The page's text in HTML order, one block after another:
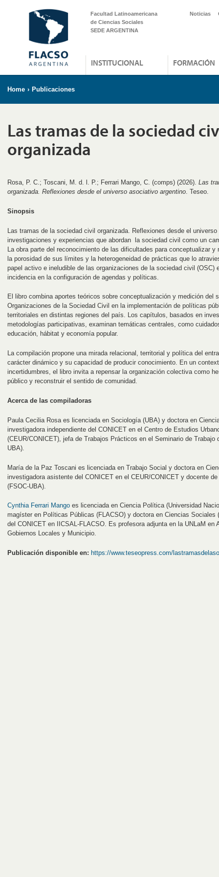
Facultad Latinoamericana
de Ciencias Sociales
SEDE ARGENTINA
Noticias
INSTITUCIONAL FORMACIÓN
Home › Publicaciones
Las tramas de la sociedad
organizada
Rosa, P. C.; Toscani, M. d. l. P.; Ferrari Mango, C. (comps) (2026). Las
organizada. Reflexiones desde el universo asociativo argentino. Teseo.
Sinopsis
Las tramas de la sociedad civil organizada. Reflexiones desde el
investigaciones y experiencias que abordan la sociedad civil como un
La obra parte del reconocimiento de las dificultades para conceptualizar
la porosidad de sus límites y la heterogeneidad de prácticas que lo
papel activo e ineludible de las organizaciones de la sociedad civil (OSC)
incidencia en la configuración de agendas y políticas.
El libro combina aportes teóricos sobre conceptualización y medición del
Organizaciones de la Sociedad Civil en la implementación de políticas
territoriales en distintas regiones del país. Los capítulos, basados en
metodologías participativas, examinan temáticas centrales, como
educación, hábitat y economía popular.
La compilación propone una mirada relacional, territorial y política del
carácter dinámico y su capacidad de producir conocimiento. En un
incertidumbres, el libro invita a repensar la organización colectiva como
público y reconstruir el sentido de comunidad.
Acerca de las compiladoras
Paula Cecilia Rosa es licenciada en Sociología (UBA) y doctora en
investigadora independiente del CONICET en el Centro de Estudios
(CEUR/CONICET), jefa de Trabajos Prácticos en el Seminario de Trabajo
UBA).
María de la Paz Toscani es licenciada en Trabajo Social y doctora en
investigadora asistente del CONICET en el CEUR/CONICET y docente
(FSOC-UBA).
Cynthia Ferrari Mango es licenciada en Ciencia Política (Universidad
magíster en Políticas Públicas (FLACSO) y doctora en Ciencias Sociales
del CONICET en IICSAL-FLACSO. Es profesora adjunta en la UNLaM en
Gobiernos Locales y Municipio.
Publicación disponible en: https://www.teseopress.com/